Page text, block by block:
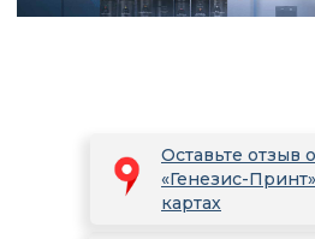
Оставьте отзыв
«Генезис-
картах